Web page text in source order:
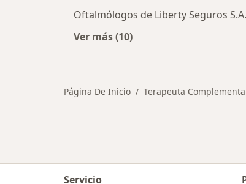
Oftalmólogos de Liberty Seguros
Ver más (10)
Página De Inicio Terapeuta
Servicio